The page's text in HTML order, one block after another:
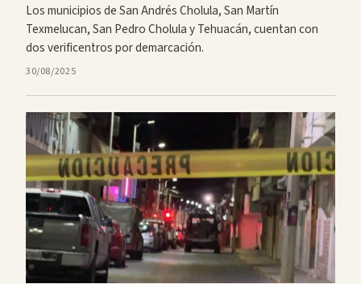
Los municipios de San Andrés Cholula, San Martín
Texmelucan, San Pedro Cholula y Tehuacán, cuentan con
dos verificentros por demarcación.
30/08/2025